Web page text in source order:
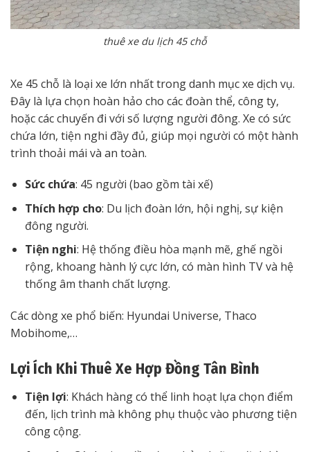
thuê xe du lịch 45 chỗ
Xe 45 chỗ là loại xe lớn nhất trong danh mục xe dịch vụ.
Đây là lựa chọn hoàn hảo cho các đoàn thể, công ty,
hoặc các chuyến đi với số lượng người đông. Xe có sức
chứa lớn, tiện nghi đầy đủ, giúp mọi người có một hành
trình thoải mái và an toàn.
Sức chứa: 45 người (bao gồm tài xế)
Thích hợp cho: Du lịch đoàn lớn, hội nghị, sự kiện
đông người.
Tiện nghi: Hệ thống điều hòa mạnh mẽ, ghế ngồi
rộng, khoang hành lý cực lớn, có màn hình TV và hệ
thống âm thanh chất lượng.
Các dòng xe phổ biến: Hyundai Universe, Thaco
Mobihome,…
Lợi Ích Khi Thuê Xe Hợp Đồng Tân Bình
Tiện lợi: Khách hàng có thể linh hoạt lựa chọn điểm
đến, lịch trình mà không phụ thuộc vào phương tiện
công cộng.